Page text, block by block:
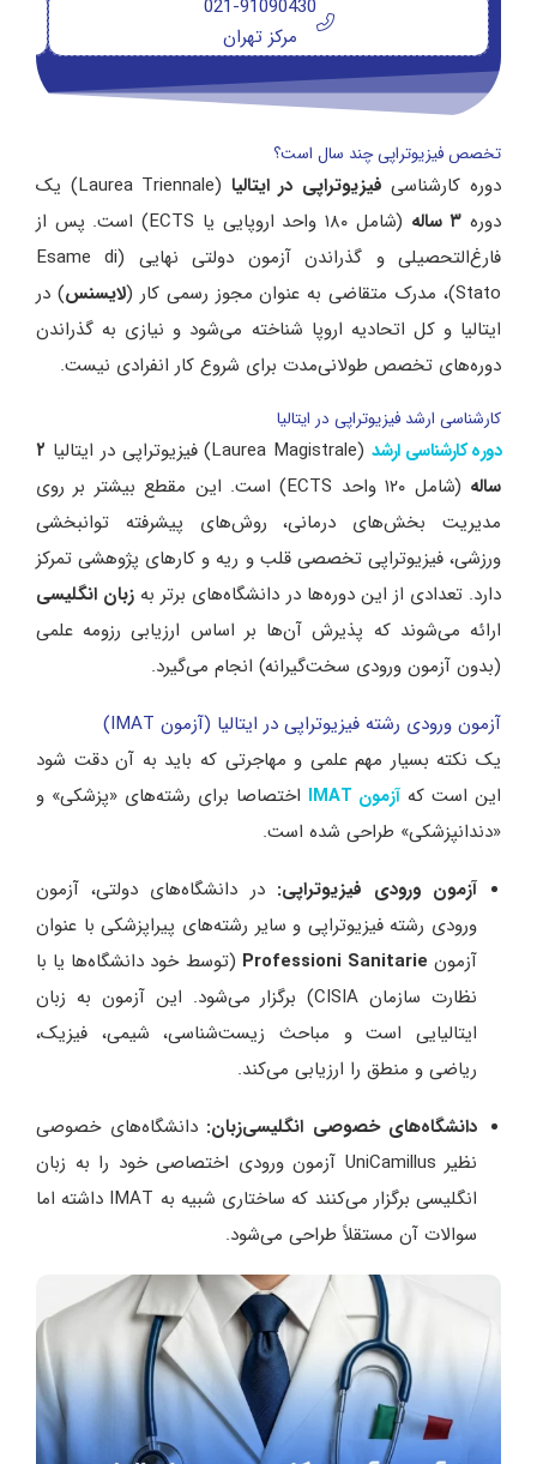
021-91090430
مرکز تهران
تخصص فیزیوتراپی چند سال است؟
دوره کارشناسی فیزیوتراپی در ایتالیا
(Laurea Triennale) یک
دوره ۳ ساله
(شامل ۱۸۰ واحد اروپایی یا ECTS) است. پس از
فارغ‌التحصیلی و گذراندن آزمون دولتی نهایی (Esame di
Stato)، مدرک متقاضی به عنوان مجوز رسمی کار (
لایسنس) در
ایتالیا و کل اتحادیه اروپا شناخته می‌شود و نیازی به گذراندن
دوره‌های تخصص طولانی‌مدت برای شروع کار انفرادی نیست.
کارشناسی ارشد فیزیوتراپی در ایتالیا
دوره کارشناسی ارشد(Laurea Magistrale) فیزیوتراپی در ایتالیا
۲
ساله
(شامل ۱۲۰ واحد ECTS) است. این مقطع بیشتر بر روی
مدیریت بخش‌های درمانی، روش‌های پیشرفته توانبخشی
ورزشی، فیزیوتراپی تخصصی قلب و ریه و کارهای پژوهشی تمرکز
دارد. تعدادی از این دوره‌ها در دانشگاه‌های برتر به زبان انگلیسی
ارائه می‌شوند که پذیرش آن‌ها بر اساس ارزیابی رزومه علمی
(بدون آزمون ورودی سخت‌گیرانه) انجام می‌گیرد.
آزمون‌ ورودی رشته فیزیوتراپی در ایتالیا (آزمون IMAT)
یک نکته بسیار مهم علمی و مهاجرتی که باید به آن دقت شود
این است که آزمون IMAT
اختصاصا برای رشته‌های «پزشکی» و
«دندانپزشکی» طراحی شده است.
آزمون ورودی فیزیوتراپی: در دانشگاه‌های دولتی، آزمون
ورودی رشته فیزیوتراپی و سایر رشته‌های پیراپزشکی با عنوان
آزمون Professioni Sanitarie (توسط خود دانشگاه‌ها یا با
نظارت سازمان CISIA) برگزار می‌شود. این آزمون به زبان
ایتالیایی است و مباحث زیست‌شناسی، شیمی، فیزیک،
ریاضی و منطق را ارزیابی می‌کند.
دانشگاه‌های خصوصی انگلیسی‌زبان: دانشگاه‌های خصوصی
نظیر UniCamillus آزمون ورودی اختصاصی خود را به زبان
انگلیسی برگزار می‌کنند که ساختاری شبیه به IMAT داشته اما
سوالات آن مستقلاً طراحی می‌شود.